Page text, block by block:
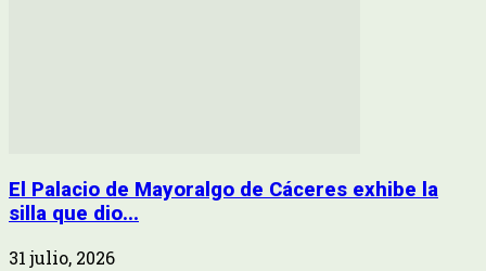
El Palacio de Mayoralgo de Cáceres exhibe la
silla que dio...
31 julio, 2026